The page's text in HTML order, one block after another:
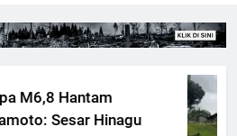
Hantam
Sesar Hinagu